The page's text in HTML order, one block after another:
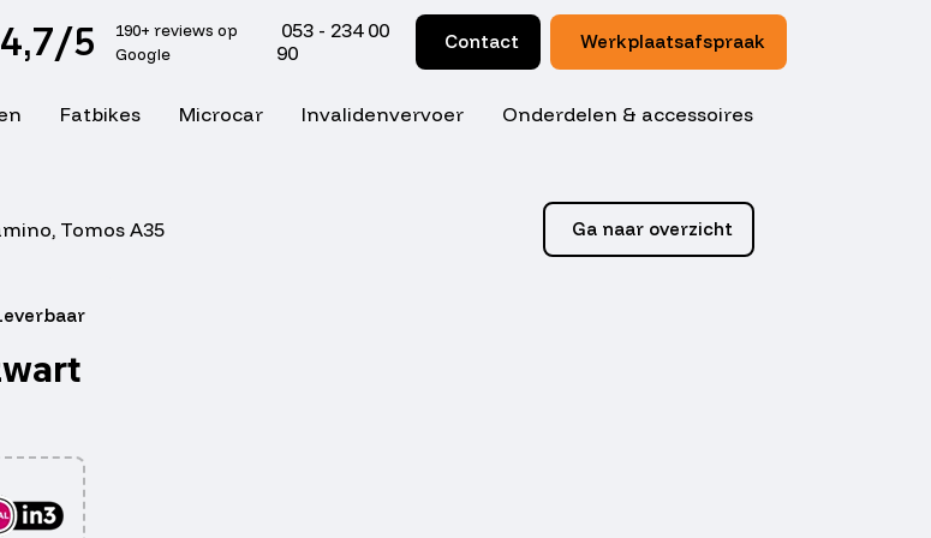
4,7/5
190+ reviews op
Google
053 - 234 00
90
Contact Werkplaatsafspraak
Fatbikes Microcar Invalidenvervoer Onderdelen & accessoires
Tomos A35 Ga naar overzicht